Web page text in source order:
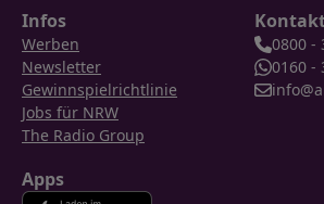
Infos
Werben
Newsletter
Gewinnspielrichtlinie
Jobs für NRW
The Radio Group
0800 -
0160 -
Apps